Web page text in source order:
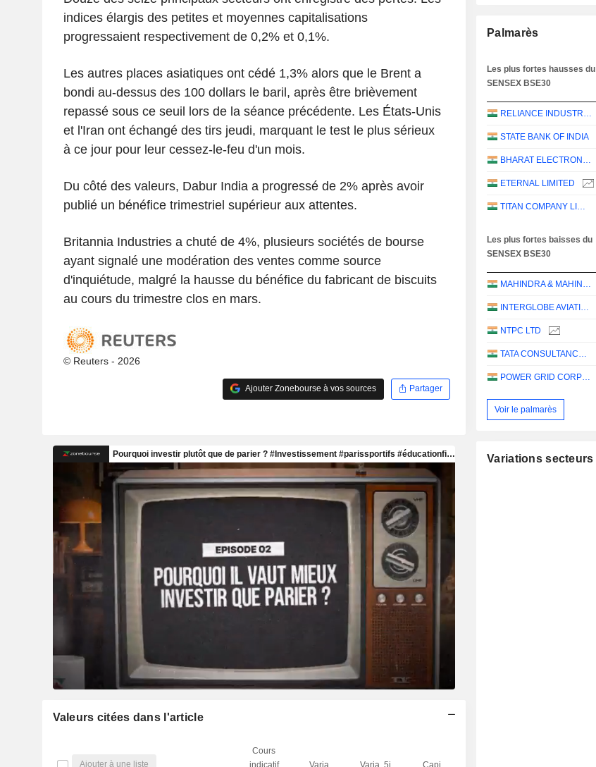
indices élargis des petites et moyennes capitalisations
progressaient respectivement de 0,2% et 0,1%.
Les autres places asiatiques ont cédé 1,3% alors que le Brent a
bondi au-dessus des 100 dollars le baril, après être brièvement
repassé sous ce seuil lors de la séance précédente. Les États-Unis
et l'Iran ont échangé des tirs jeudi, marquant le test le plus sérieux
à ce jour pour leur cessez-le-feu d'un mois.
Du côté des valeurs, Dabur India a progressé de 2% après avoir
publié un bénéfice trimestriel supérieur aux attentes.
Britannia Industries a chuté de 4%, plusieurs sociétés de bourse
ayant signalé une modération des ventes comme source
d'inquiétude, malgré la hausse du bénéfice du fabricant de biscuits
au cours du trimestre clos en mars.
© Reuters - 2026
Ajouter Zonebourse à vos sources Partager
Valeurs citées dans l'article
Ajouter à une liste
Cours
indicatif
Varia. Varia. 5j. Capi.
Palmarès
Les plus fortes hausses du
SENSEX BSE30
RELIANCE INDUSTRIES LTD
STATE BANK OF INDIA
BHARAT ELECTRONICS LIMITED
ETERNAL LIMITED
TITAN COMPANY LIMITED
Les plus fortes baisses du
SENSEX BSE30
MAHINDRA & MAHINDRA LIMITED
INTERGLOBE AVIATION LIMITED
NTPC LTD
TATA CONSULTANCY SERVICES LTD.
POWER GRID CORPORATION OF INDIA LIMITED
Voir le palmarès
Variations secteurs